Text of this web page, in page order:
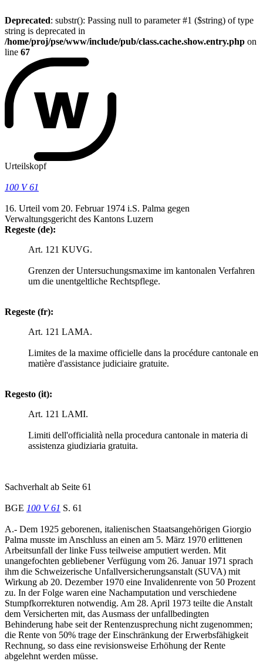
Deprecated: substr(): Passing null to parameter #1 ($string) of type
string is deprecated in
/home/proj/pse/www/include/pub/class.cache.show.entry.php on
line 67
Urteilskopf
100 V 61
16. Urteil vom 20. Februar 1974 i.S. Palma gegen
Verwaltungsgericht des Kantons Luzern
Regeste (de):
Art. 121 KUVG.
Grenzen der Untersuchungsmaxime im kantonalen Verfahren
um die unentgeltliche Rechtspflege.
Regeste (fr):
Art. 121 LAMA.
Limites de la maxime officielle dans la procédure cantonale en
matière d'assistance judiciaire gratuite.
Regesto (it):
Art. 121 LAMI.
Limiti dell'officialità nella procedura cantonale in materia di
assistenza giudiziaria gratuita.
Sachverhalt ab Seite 61
BGE 100 V 61 S. 61
A.- Dem 1925 geborenen, italienischen Staatsangehörigen Giorgio
Palma musste im Anschluss an einen am 5. März 1970 erlittenen
Arbeitsunfall der linke Fuss teilweise amputiert werden. Mit
unangefochten gebliebener Verfügung vom 26. Januar 1971 sprach
ihm die Schweizerische Unfallversicherungsanstalt (SUVA) mit
Wirkung ab 20. Dezember 1970 eine Invalidenrente von 50 Prozent
zu. In der Folge waren eine Nachamputation und verschiedene
Stumpfkorrekturen notwendig. Am 28. April 1973 teilte die Anstalt
dem Versicherten mit, das Ausmass der unfallbedingten
Behinderung habe seit der Rentenzusprechung nicht zugenommen;
die Rente von 50% trage der Einschränkung der Erwerbsfähigkeit
Rechnung, so dass eine revisionsweise Erhöhung der Rente
abgelehnt werden müsse.